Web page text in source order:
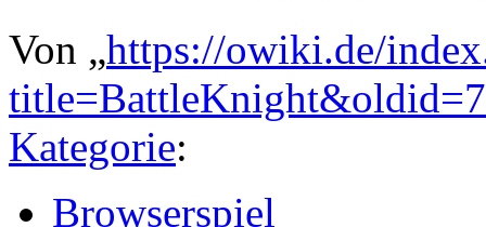
Von „https://owiki.de/
Kategorie:
Browserspiel